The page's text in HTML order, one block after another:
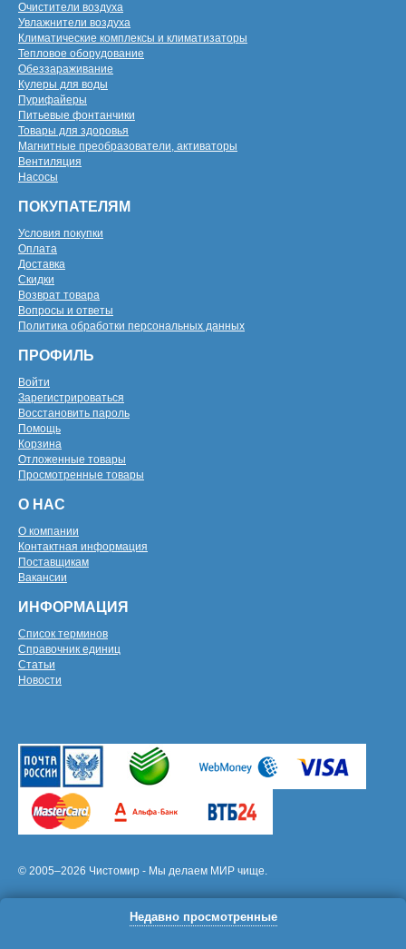
Очистители воздуха
Увлажнители воздуха
Климатические комплексы и климатизаторы
Тепловое оборудование
Обеззараживание
Кулеры для воды
Пурифайеры
Питьевые фонтанчики
Товары для здоровья
Магнитные преобразователи, активаторы
Вентиляция
Насосы
ПОКУПАТЕЛЯМ
Условия покупки
Оплата
Доставка
Скидки
Возврат товара
Вопросы и ответы
Политика обработки персональных данных
ПРОФИЛЬ
Войти
Зарегистрироваться
Восстановить пароль
Помощь
Корзина
Отложенные товары
Просмотренные товары
О НАС
О компании
Контактная информация
Поставщикам
Вакансии
ИНФОРМАЦИЯ
Список терминов
Справочник единиц
Статьи
Новости
© 2005–2026 Чистомир - Мы делаем МИР чище.
Недавно просмотренные